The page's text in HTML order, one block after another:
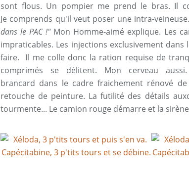
sont flous. Un pompier me prend le bras. Il
Je comprends qu'il veut poser une intra-
dans le PAC !"Mon Homme-aimé explique. Les
impraticables. Les injections exclusivement dans
faire. Il me colle donc la ration requise de
comprimés se délitent. Mon cerveau
brancard dans le cadre fraichement rénové
retouche de peinture. La futilité des détails
tourmente... Le camion rouge démarre et la